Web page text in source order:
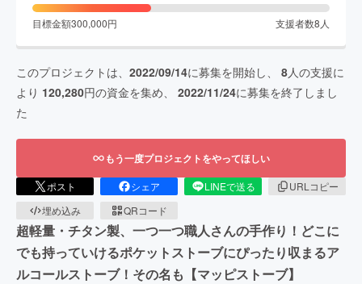
目標金額300,000円 支援者数8 人
このプロジェクトは、 2022/09/14に募集を開始し、 8人の支援に
より 120,280円の資金を集め、 2022/11/24に募集を終了しまし
た
もう一度プロジェクトをやってほしい
ポスト シェア LINEで送る
URLコピー
埋め込み
QRコード
超軽量・チタン製、一つ一つ職人さんの手作り！どこに
でも持っていけるポケットストーブにぴったり収まるア
ルコールストーブ！その名も【マッピストーブ】